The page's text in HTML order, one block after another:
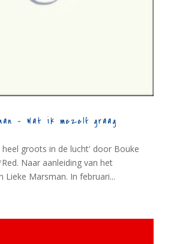
– Wat ik mezelf graag
heel groots in de lucht' door Bouke
Naar aanleiding van het
Lieke Marsman. In februari...